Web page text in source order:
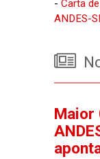
- Carta
ANDES-
Maior